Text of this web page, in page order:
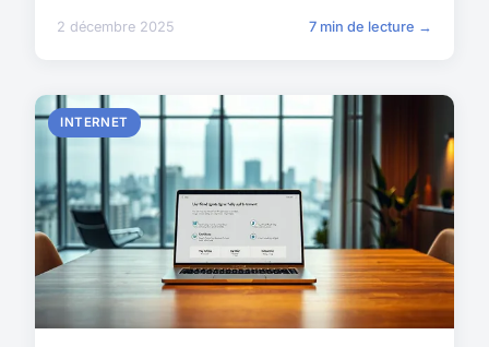
2 décembre 2025 7 min de lecture →
INTERNET